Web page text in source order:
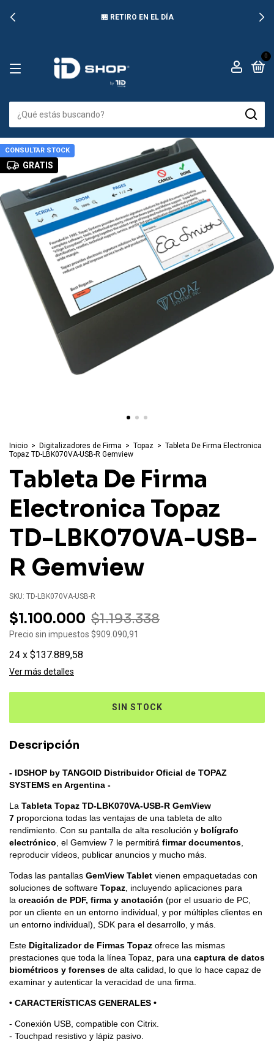
🏪 RETIRO EN EL DÍA
0
CONSULTAR STOCK
GRATIS
Inicio > Digitalizadores de Firma > Topaz > Tableta De Firma Electronica
Topaz TD-LBK070VA-USB-R Gemview
Tableta De Firma
Electronica Topaz
TD-LBK070VA-USB-
R Gemview
SKU: TD-LBK070VA-USB-R
$1.100.000 $1.193.338
Precio sin impuestos $909.090,91
24 x $137.889,58
Ver más detalles
Descripción
- IDSHOP by TANGOID Distribuidor Oficial de TOPAZ
SYSTEMS en Argentina -
La Tableta Topaz TD-LBK070VA-USB-R GemView
7 proporciona todas las ventajas de una tableta de alto
rendimiento. Con su pantalla de alta resolución y bolígrafo
electrónico , el Gemview 7 le permitirá firmar documentos
reproducir vídeos, publicar anuncios y mucho más.
Todas las pantallas GemView Tablet vienen empaquetadas con
soluciones de software Topaz , incluyendo aplicaciones para
la creación de PDF, firma y anotación (por el usuario de PC,
por un cliente en un entorno individual, y por múltiples clientes en
un entorno individual), SDK para el desarrollo, y más.
Este Digitalizador de Firmas Topaz ofrece las mismas
prestaciones que toda la línea Topaz, para una captura de datos
biométricos y forenses de alta calidad, lo que lo hace capaz de
examinar y autenticar la veracidad de una firma.
• CARACTERÍSTICAS GENERALES •
- Conexión USB, compatible con Citrix.
- Touchpad resistivo y lápiz pasivo.